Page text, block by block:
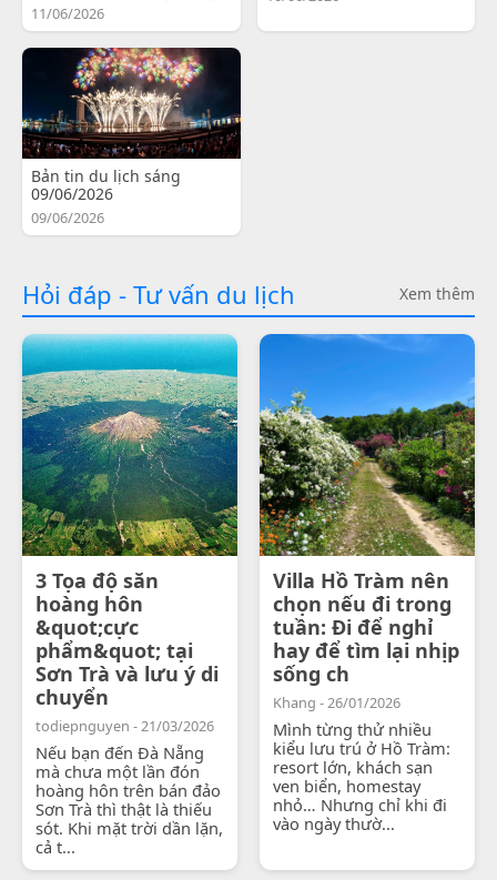
11/06/2026
Bản tin du lịch sáng
09/06/2026
09/06/2026
Hỏi đáp - Tư vấn du lịch Xem thêm
3 Tọa độ săn
hoàng hôn
&quot;cực
phẩm&quot; tại
Sơn Trà và lưu ý di
chuyển
todiepnguyen - 21/03/2026
Nếu bạn đến Đà Nẵng
mà chưa một lần đón
hoàng hôn trên bán đảo
Sơn Trà thì thật là thiếu
sót. Khi mặt trời dần lặn,
cả t...
Villa Hồ Tràm nên
chọn nếu đi trong
tuần: Đi để nghỉ
hay để tìm lại nhịp
sống ch
Khang - 26/01/2026
Mình từng thử nhiều
kiểu lưu trú ở Hồ Tràm:
resort lớn, khách sạn
ven biển, homestay
nhỏ… Nhưng chỉ khi đi
vào ngày thườ...